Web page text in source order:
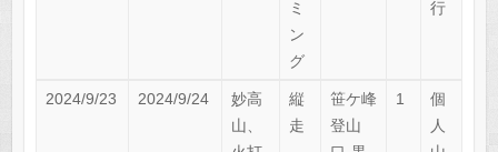
ミ
ン
グ
行
2024/9/23 2024/9/24
妙高
山、
縦
走
笹ケ峰
登山
1
個
人